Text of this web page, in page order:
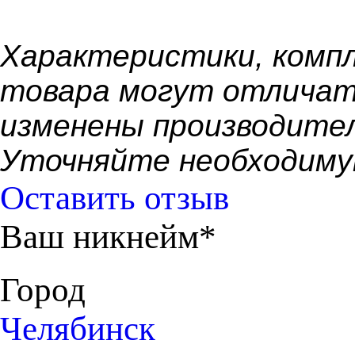
Xарактеристики,
товара могут
изменены
Уточняйте
Оставить отзыв
Ваш никнейм*
Город
Челябинск